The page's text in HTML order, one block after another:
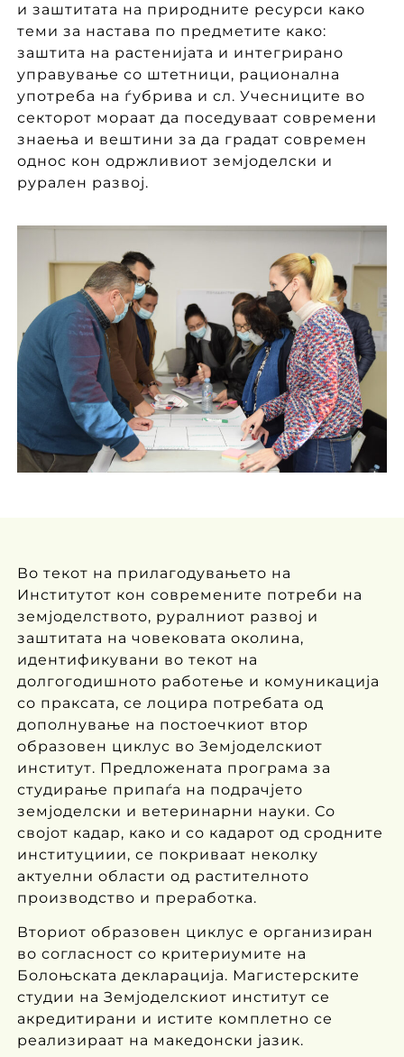
и заштитата на природните ресурси како
теми за настава по предметите како:
заштита на растенијата и интегрирано
управување со штетници, рационална
употреба на ѓубрива и сл. Учесниците во
секторот мораат да поседуваат современи
знаења и вештини за да градат современ
однос кон одржливиот земјоделски и
рурален развој.
Во текот на прилагодувањето на
Институтот кон современите потреби на
земјоделството, руралниот развој и
заштитата на човековата околина,
идентификувани во текот на
долгогодишното работење и комуникација
со праксата, се лоцира потребата од
дополнување на постоечкиот втор
образовен циклус во Земјоделскиот
институт. Предложената програма за
студирање припаѓа на подрачјето
земјоделски и ветеринарни науки. Со
својот кадар, како и со кадарот од сродните
институциии, се покриваат неколку
актуелни области од растителното
производство и преработка.
Вториот образовен циклус е организиран
во согласност со критериумите на
Болоњската декларација. Магистерските
студии на Земјоделскиот институт се
акредитирани и истите комплетно се
реализираат на македонски јазик.